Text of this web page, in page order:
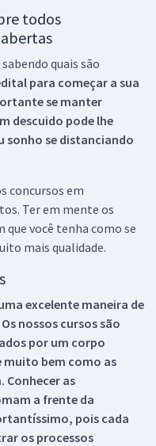
todos
quais são
para começar a sua
se manter
descuido pode lhe
sonho se distanciando
concursos em
Ter em mente os
que você tenha como se
mais qualidade.
excelente maneira de
nossos cursos são
por um corpo
muito bem como as
as
a frente da
pois cada
os processos